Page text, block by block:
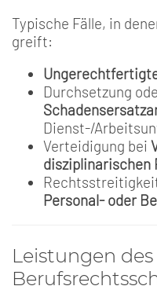
Typische Fälle, in
greift:
Durchsetzung
Dienst-/
Verteidigung bei
disziplinarischen
Personal- oder
Leistungen des